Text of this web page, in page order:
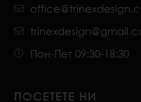
Пон-Пет 09:30-18:30
ПОСЕТЕТЕ НИ